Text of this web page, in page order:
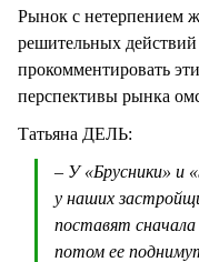
Рынок с нетерпением
решительных
прокомментировать
перспективы рынка
Татьяна ДЕЛЬ:
– У «Брусники» и
у наших
поставят
потом ее